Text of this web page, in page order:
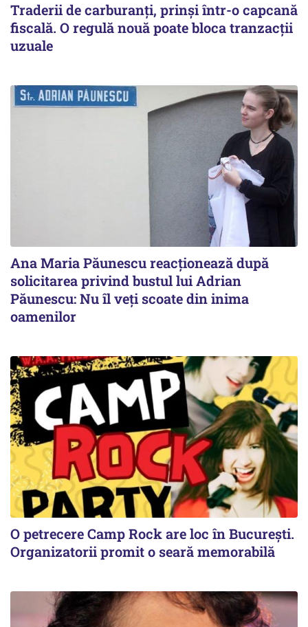
Traderii de carburanți, prinși într-o capcană
fiscală. O regulă nouă poate bloca tranzacții
uzuale
Ana Maria Păunescu reacționează după
solicitarea privind bustul lui Adrian
Păunescu: Nu îl veți scoate din inima
oamenilor
O petrecere Camp Rock are loc în București.
Organizatorii promit o seară memorabilă